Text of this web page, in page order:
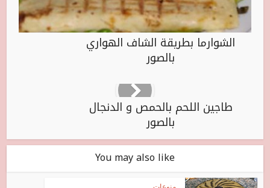
الشوارما بطريقة الشاف الهواري
بالصور
طاجين اللحم بالحمص و الدنجال
بالصور
You may also like